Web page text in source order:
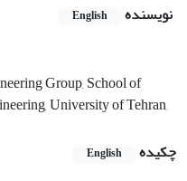
نویسنده English
Group, School of
University of Tehran,
چکیده
English